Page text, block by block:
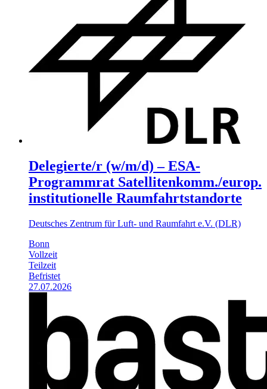
Delegierte/r (w/m/d) – ESA-
Programmrat Satelliten­komm./​europ.
institutionelle Raumfahrt­standorte
Deutsches Zentrum für Luft- und Raumfahrt e.V. (DLR)
Bonn
Vollzeit
Teilzeit
Befristet
27.07.2026